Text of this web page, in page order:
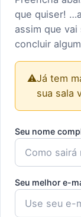
que quiser!
assim que
concluir
⚠️Já tem
sua sala
Seu nome
Seu melhor e-